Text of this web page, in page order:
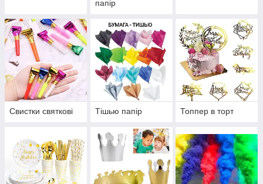
папір
Свистки святкові Тішью папір Топпер в торт